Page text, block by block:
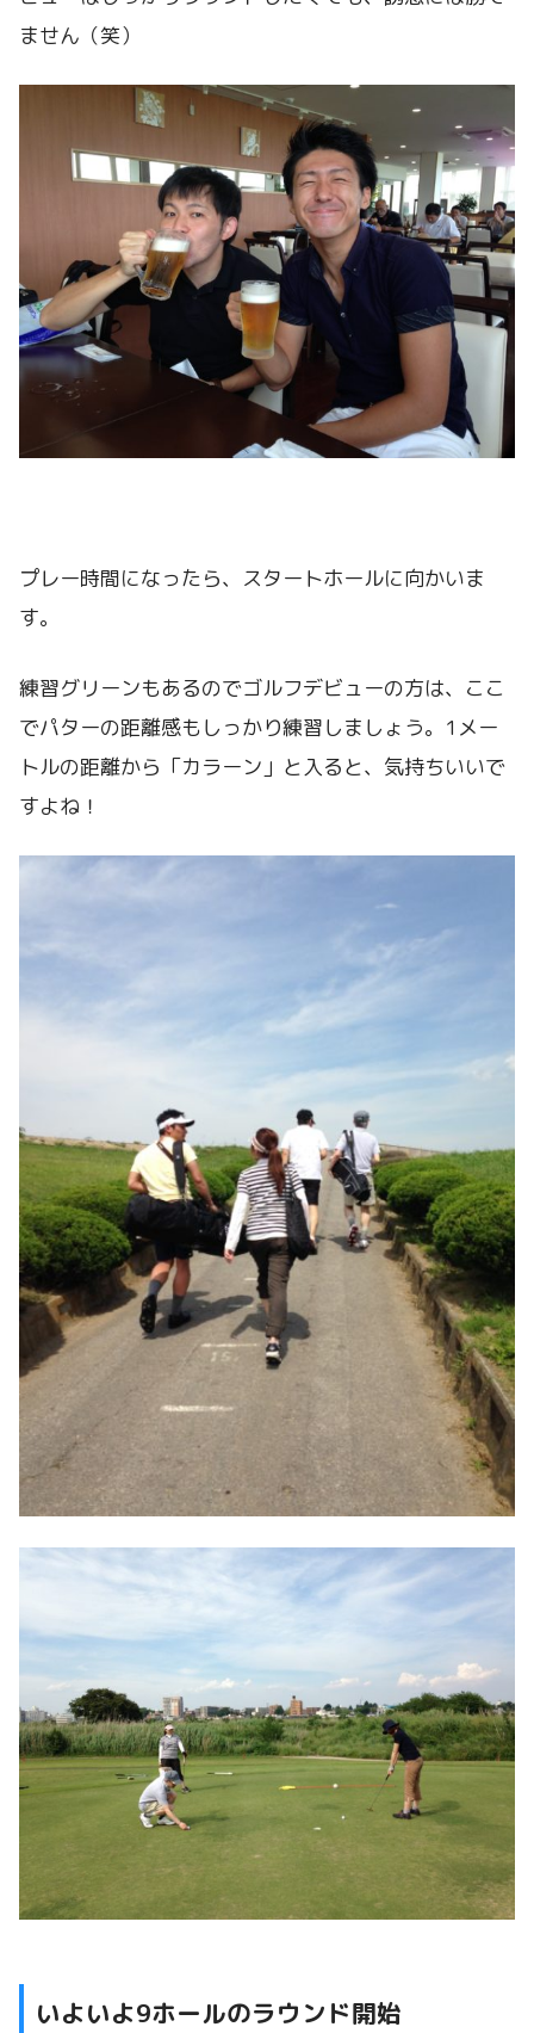
ません（笑）
プレー時間になったら、スタートホールに向かいま
す。
練習グリーンもあるのでゴルフデビューの方は、ここ
でパターの距離感もしっかり練習しましょう。1メー
トルの距離から「カラーン」と入ると、気持ちいいで
すよね！
いよいよ9ホールのラウンド開始